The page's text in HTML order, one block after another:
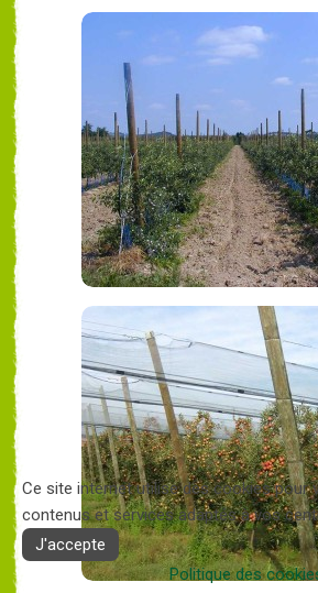
Ce site internet utilise des cookies pour
contenus et services adaptés à vos
J'accepte
Politique des